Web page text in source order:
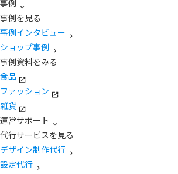
事例
事例を見る
事例インタビュー
ショップ事例
事例資料をみる
食品
ファッション
雑貨
運営サポート
代行サービスを見る
デザイン制作代行
設定代行